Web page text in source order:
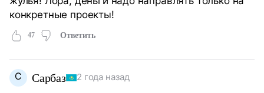
конкретные проекты!
47 Ответить
С Сарбаз 2 года назад